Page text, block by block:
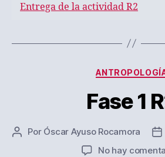
Entrega de la actividad R2
Fase 1
Autor
Por Óscar Ayuso Rocamora
de
No hay